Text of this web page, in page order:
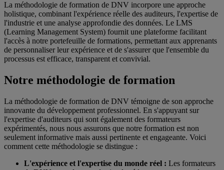
La méthodologie de formation de DNV incorpore une approche
holistique, combinant l'expérience réelle des auditeurs, l'expertise de
l'industrie et une analyse approfondie des données. Le LMS
(Learning Management System) fournit une plateforme facilitant
l'accès à notre portefeuille de formations, permettant aux apprenants
de personnaliser leur expérience et de s'assurer que l'ensemble du
processus est efficace, transparent et convivial.
Notre méthodologie de formation
La méthodologie de formation de DNV témoigne de son approche
innovante du développement professionnel. En s'appuyant sur
l'expertise d'auditeurs qui sont également des formateurs
expérimentés, nous nous assurons que notre formation est non
seulement informative mais aussi pertinente et engageante. Voici
comment cette méthodologie se distingue :
L'expérience et l'expertise du monde réel : Les formateurs